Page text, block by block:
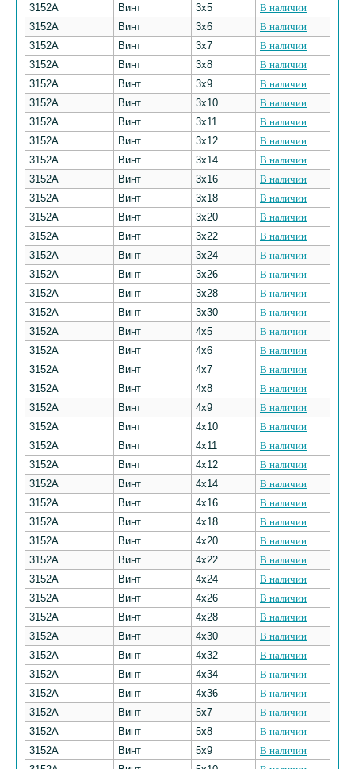
3152А
Винт 3х5
В наличии
3152А
Винт 3х6
В наличии
3152А
Винт 3х7
В наличии
3152А
Винт 3х8
В наличии
3152А
Винт 3х9
В наличии
3152А
Винт 3х10
В наличии
3152А
Винт 3х11
В наличии
3152А
Винт 3х12
В наличии
3152А
Винт 3х14
В наличии
3152А
Винт 3х16
В наличии
3152А
Винт 3х18
В наличии
3152А
Винт 3х20
В наличии
3152А
Винт 3х22
В наличии
3152А
Винт 3х24
В наличии
3152А
Винт 3х26
В наличии
3152А
Винт 3х28
В наличии
3152А
Винт 3х30
В наличии
3152А
Винт 4х5
В наличии
3152А
Винт 4х6
В наличии
3152А
Винт 4х7
В наличии
3152А
Винт 4х8
В наличии
3152А
Винт 4х9
В наличии
3152А
Винт 4х10
В наличии
3152А
Винт 4х11
В наличии
3152А
Винт 4х12
В наличии
3152А
Винт 4х14
В наличии
3152А
Винт 4х16
В наличии
3152А
Винт 4х18
В наличии
3152А
Винт 4х20
В наличии
3152А
Винт 4х22
В наличии
3152А
Винт 4х24
В наличии
3152А
Винт 4х26
В наличии
3152А
Винт 4х28
В наличии
3152А
Винт 4х30
В наличии
3152А
Винт 4х32
В наличии
3152А
Винт 4х34
В наличии
3152А
Винт 4х36
В наличии
3152А
Винт 5х7
В наличии
3152А
Винт 5х8
В наличии
3152А
Винт 5х9
В наличии